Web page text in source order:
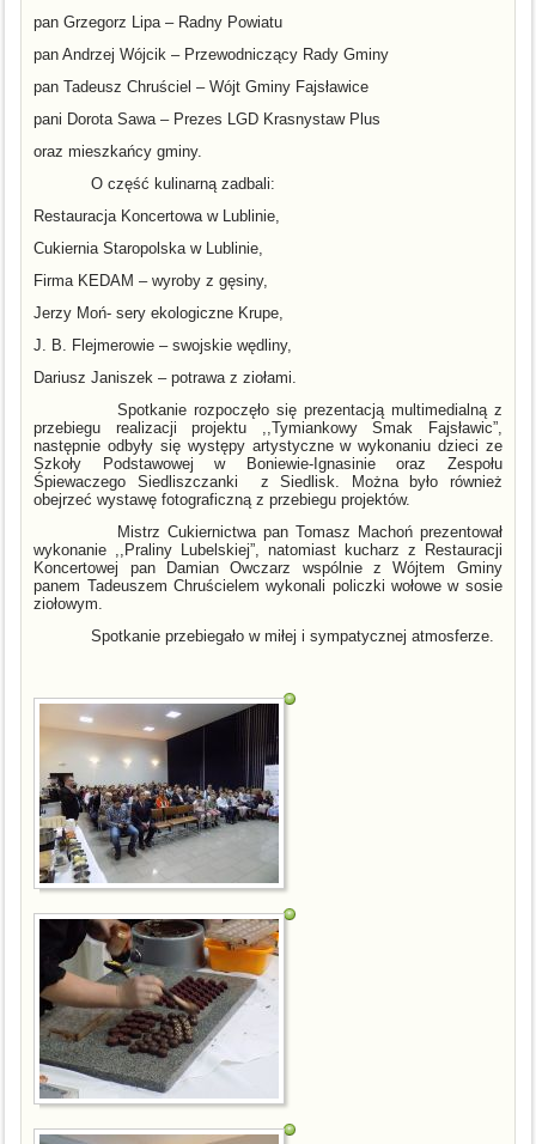
pan Grzegorz Lipa – Radny Powiatu
pan Andrzej Wójcik – Przewodniczący Rady Gminy
pan Tadeusz Chruściel – Wójt Gminy Fajsławice
pani Dorota Sawa – Prezes LGD Krasnystaw Plus
oraz mieszkańcy gminy.
O część kulinarną zadbali:
Restauracja Koncertowa w Lublinie,
Cukiernia Staropolska w Lublinie,
Firma KEDAM – wyroby z gęsiny,
Jerzy Moń- sery ekologiczne Krupe,
J. B. Flejmerowie – swojskie wędliny,
Dariusz Janiszek – potrawa z ziołami.
Spotkanie rozpoczęło się prezentacją multimedialną z
przebiegu realizacji projektu ,,Tymiankowy Smak Fajsławic”,
następnie odbyły się występy artystyczne w wykonaniu dzieci ze
Szkoły Podstawowej w Boniewie-Ignasinie oraz Zespołu
Śpiewaczego Siedliszczanki
z Siedlisk. Można było również
obejrzeć wystawę fotograficzną z przebiegu projektów.
Mistrz Cukiernictwa pan Tomasz Machoń prezentował
wykonanie ,,Praliny Lubelskiej”, natomiast kucharz z Restauracji
Koncertowej pan Damian Owczarz wspólnie z Wójtem Gminy
panem Tadeuszem Chruścielem wykonali policzki wołowe w sosie
ziołowym.
Spotkanie przebiegało w miłej i sympatycznej atmosferze.